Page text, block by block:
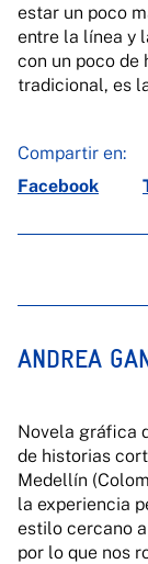
estar un poco
entre la línea y
con un poco de
tradicional, es
Compartir en:
Facebook
ANDREA
Novela gráfica
de historias
Medellín
la experiencia
estilo cercano
por lo que nos